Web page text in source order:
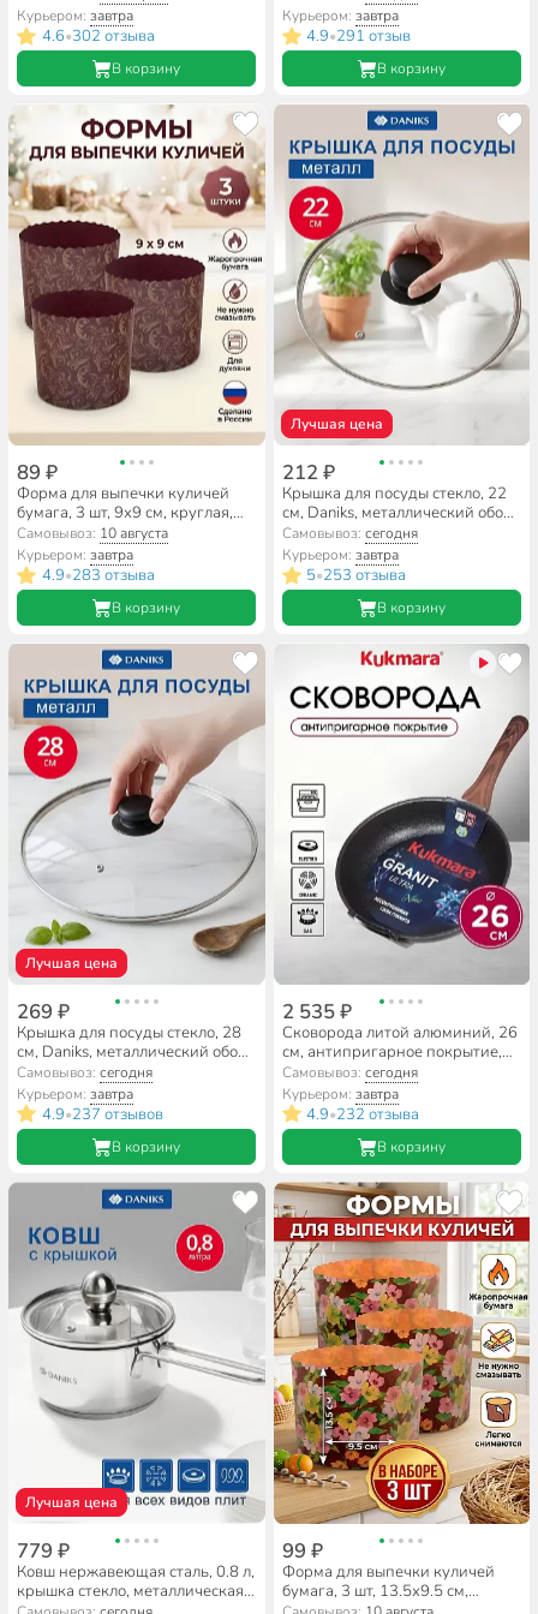
Мультидом, Орнамент, МТ8-
139
Курьером:завтра
4.6•302 отзыва
В корзину
Д4126Ч
Курьером: завтра
4.9•291 отзыв
В корзину
89 ₽
Форма для выпечки куличей
бумага, 3 шт, 9х9 см, круглая,
пасхальные, Мультидом, МТ8-
110
Самовывоз: 10 августа
Курьером:завтра
4.9•283 отзыва
В корзину
Лучшая цена
212 ₽
Крышка для посуды стекло, 22
см, Daniks, металлический обод,
кнопка бакелит, черная,
Д4122Ч
Самовывоз: сегодня
Курьером: завтра
5•253 отзыва
В корзину
Лучшая цена
269 ₽
Крышка для посуды стекло, 28
см, Daniks, металлический обод,
кнопка бакелит, черная,
Д4128Ч
Самовывоз:сегодня
Курьером:завтра
4.9•237 отзывов
В корзину
2 535 ₽
Сковорода литой алюминий, 26
см, антипригарное покрытие,
Kukmara, Granit Ultra, синяя,
сгг260а
Самовывоз: сегодня
Курьером: завтра
4.9•232 отзыва
В корзину
Лучшая цена
779 ₽
Ковш нержавеющая сталь, 0.8 л,
крышка стекло, металлическая
99 ₽
Форма для выпечки куличей
бумага, 3 шт, 13.5х9.5 см,